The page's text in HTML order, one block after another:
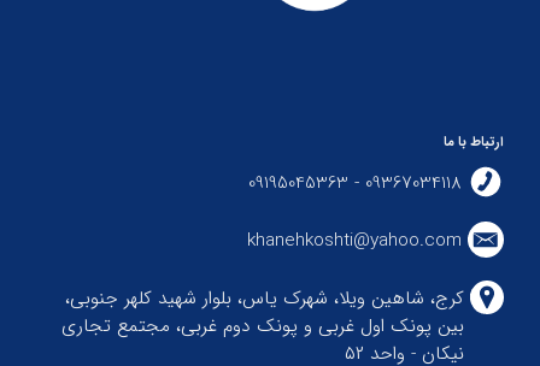
ارتباط با ما
09367034118 - 09195045363
khanehkoshti@yahoo.com
کرج، شاهین ویلا، شهرک یاس، بلوار شهید کلهر جنوبی،
بین پونک اول غربی و پونک دوم غربی، مجتمع تجاری
نیکان - واحد ۵۲